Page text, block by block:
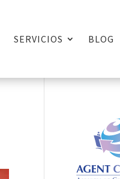
SERVICIOS BLOG